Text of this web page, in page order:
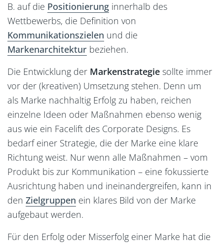
Marken-Glossar
B. auf die Positionierung innerhalb des
Wettbewerbs, die Definition von
Kommunikationszielen und die
Markenarchitektur beziehen.
Die Entwicklung der Markenstrategie sollte immer
vor der (kreativen) Umsetzung stehen. Denn um
als Marke nachhaltig Erfolg zu haben, reichen
einzelne Ideen oder Maßnahmen ebenso wenig
aus wie ein Facelift des Corporate Designs. Es
bedarf einer Strategie, die der Marke eine klare
Richtung weist. Nur wenn alle Maßnahmen – vom
Produkt bis zur Kommunikation – eine fokussierte
Ausrichtung haben und ineinandergreifen, kann in
den Zielgruppen ein klares Bild von der Marke
aufgebaut werden.
Für den Erfolg oder Misserfolg einer Marke hat die